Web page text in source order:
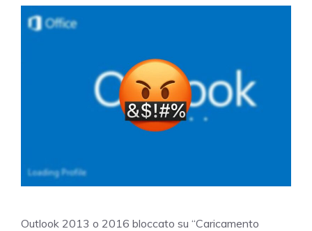
Outlook 2013 o 2016 bloccato su “Caricamento